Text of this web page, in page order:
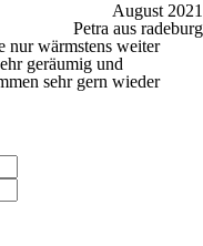
August 2021
Petra aus radeburg
nur wärmstens weiter
geräumig und
sehr gern wieder